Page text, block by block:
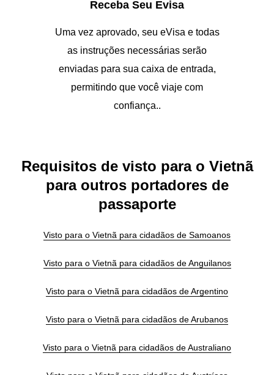
Receba Seu Evisa
Uma vez aprovado, seu eVisa e todas
as instruções necessárias serão
enviadas para sua caixa de entrada,
permitindo que você viaje com
confiança..
Requisitos de visto para o Vietnã
para outros portadores de
passaporte
Visto para o Vietnã para cidadãos de Samoanos
Visto para o Vietnã para cidadãos de Anguilanos
Visto para o Vietnã para cidadãos de Argentino
Visto para o Vietnã para cidadãos de Arubanos
Visto para o Vietnã para cidadãos de Australiano